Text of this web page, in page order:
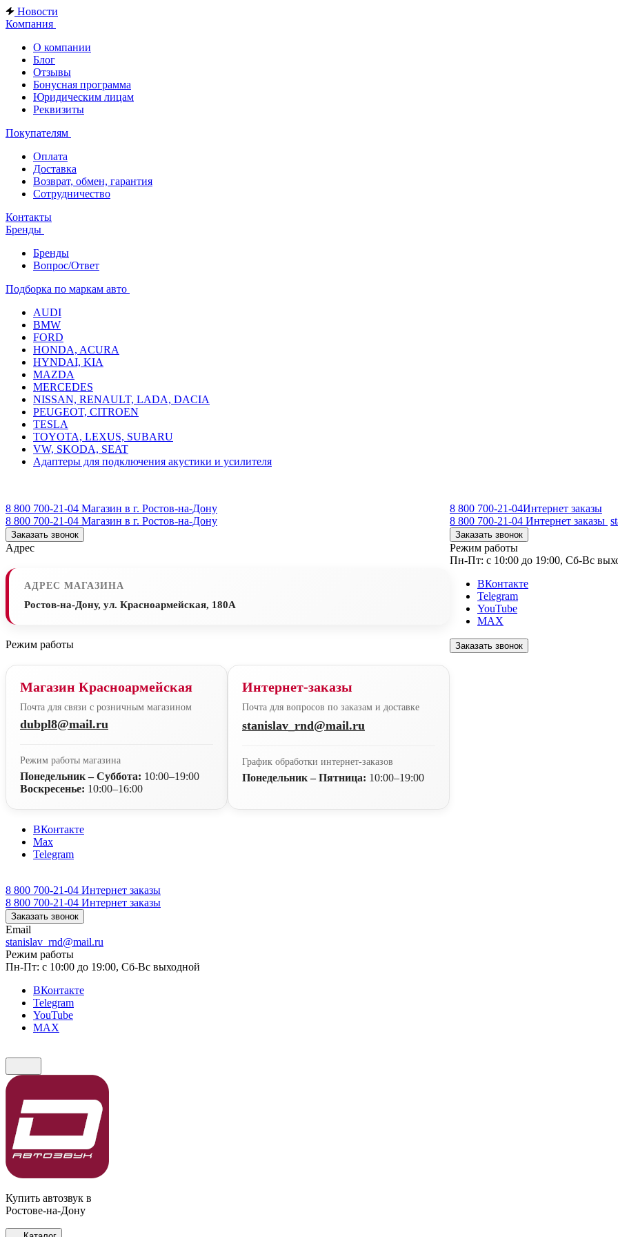
Новости
Компания
О компании
Блог
Отзывы
Бонусная программа
Юридическим лицам
Реквизиты
Покупателям
Оплата
Доставка
Возврат, обмен, гарантия
Сотрудничество
Контакты
Бренды
Бренды
Вопрос/Ответ
Подборка по маркам авто
AUDI
BMW
FORD
HONDA, ACURA
HYNDAI, KIA
MAZDA
MERCEDES
NISSAN, RENAULT, LADA, DACIA
PEUGEOT, CITROEN
TESLA
TOYOTA, LEXUS, SUBARU
VW, SKODA, SEAT
Адаптеры для подключения акустики и усилителя
8 800 700-21-04 Магазин в г. Ростов-на-Дону
8 800 700-21-04 Магазин в г. Ростов-на-Дону
Заказать звонок
Адрес
АДРЕС МАГАЗИНА
Ростов-на-Дону, ул. Красноармейская, 180А
Режим работы
Магазин Красноармейская
Почта для связи с розничным магазином
dubpl8@mail.ru
Режим работы магазина
Понедельник – Суббота: 10:00–19:00
Воскресенье: 10:00–16:00
Интернет-заказы
Почта для вопросов по заказам и доставке
stanislav_rnd@mail.ru
График обработки интернет-заказов
Понедельник – Пятница: 10:00–19:00
ВКонтакте
Max
Telegram
8 800 700-21-04 Интернет заказы
8 800 700-21-04 Интернет заказы
Заказать звонок
Email
stanislav_rnd@mail.ru
Режим работы
Пн-Пт: с 10:00 до 19:00, Сб-Вс выходной
ВКонтакте
Telegram
YouTube
MAX
8 800 700-21-04Интернет заказы
8 800 700-21-04 Интернет заказы
Заказать звонок
Режим работы
Пн-Пт: с 10:00 до 19:00, Сб-Вс
ВКонтакте
Telegram
YouTube
MAX
Заказать звонок
Купить автозвук в
Ростове-на-Дону